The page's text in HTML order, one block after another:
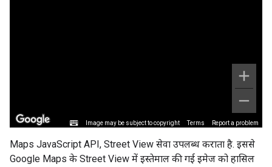
Maps JavaScript API, Street View सेवा उपलब्ध कराता है. इससे
Google Maps के Street View में इस्तेमाल की गई इमेज को हासिल